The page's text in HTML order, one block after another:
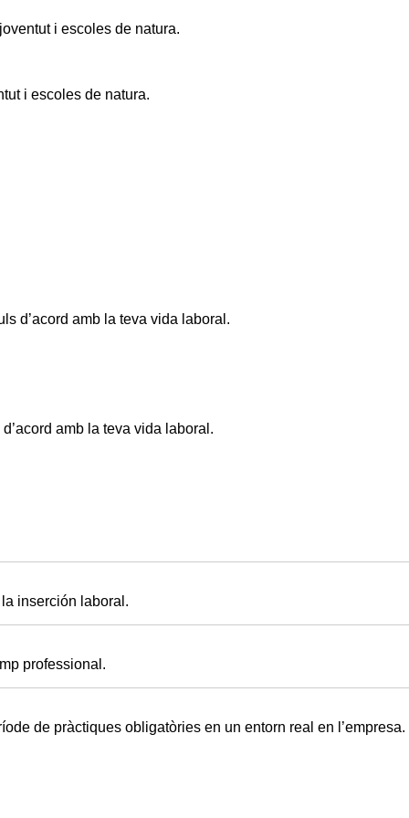
i escoles de natura.
i escoles de natura.
d’acord amb la teva vida laboral.
amb la teva vida laboral.
inserción laboral.
professional.
de pràctiques obligatòries en un entorn real en l’empresa.